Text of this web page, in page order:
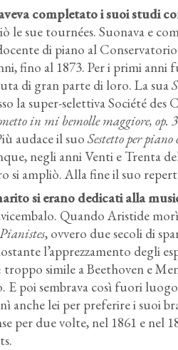
completato i suoi studi
le sue tournées. Suonava e
di piano al
fino al 1873. Per i primi anni
di gran parte di loro. La sua
la super-selettiva Société
in mi bemolle maggiore, op.
audace il suo Sestetto per
negli anni Venti e Trenta
si ampliò. Alla fine il suo
si erano dedicati alla
Quando Aristide
, ovvero due secoli di
l’apprezzamento degli
simile a Beethoven e
poi sembrava così fuori
anche lei per preferire i suoi
per due volte, nel 1861 e